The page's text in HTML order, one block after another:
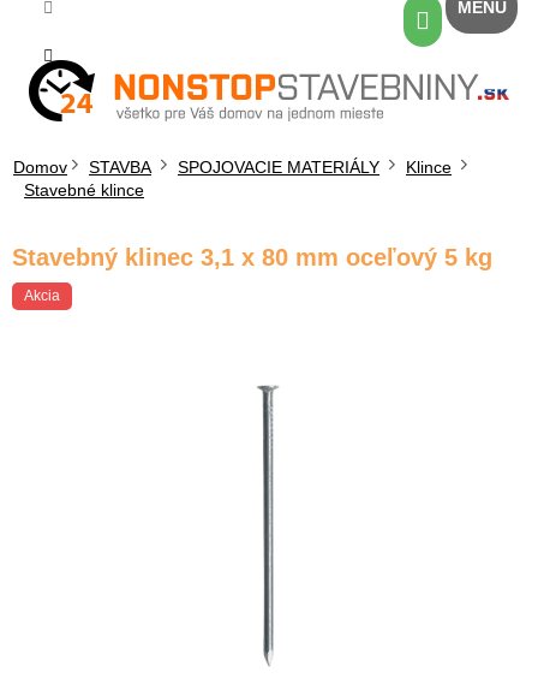
obsah
Nákupný
košík
Domov STAVBA SPOJOVACIE MATERIÁLY
Klince
Stavebné klince
Stavebný klinec 3,1 x 80 mm oceľový 5 kg
Akcia